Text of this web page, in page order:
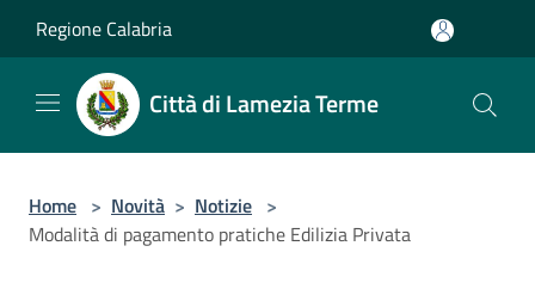
Regione Calabria
Città di Lamezia Terme
Home > Novità > Notizie >
Modalità di pagamento pratiche Edilizia Privata